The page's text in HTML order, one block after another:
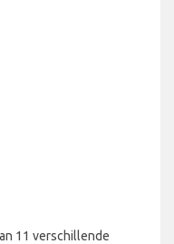
11 verschillende